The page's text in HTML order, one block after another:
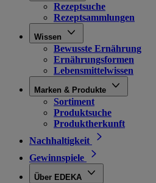
Rezeptsuche
Rezeptsammlungen
Wissen
Bewusste Ernährung
Ernährungsformen
Lebensmittelwissen
Marken & Produkte
Sortiment
Produktsuche
Produktherkunft
Nachhaltigkeit
Gewinnspiele
Über EDEKA